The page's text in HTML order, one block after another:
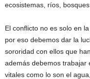
ecosistemas, ríos, bosques
El conflicto no es solo en
por eso debemos dar la
sororidad con ellos que
además debemos trabajar
vitales como lo son el